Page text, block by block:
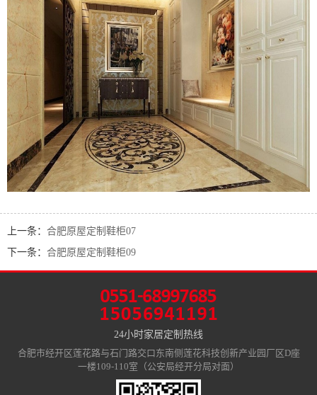
上一条： 合肥原屋定制鞋柜07
下一条： 合肥原屋定制鞋柜09
24小时家居定制热线
合肥市经开区莲花路与石门路交口东南侧莲花科技创新产业园厂区D座
一楼109-110室（公安局经开分局对面）